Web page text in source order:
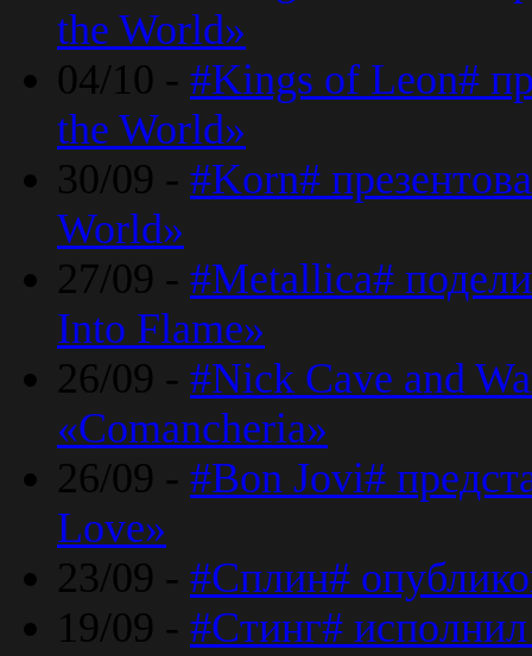
the World»
04/10 - #Kings of Leon#
the World»
30/09 - #Korn#
World»
27/09 - #Metallica#
Into Flame»
26/09 - #Nick Cave and
«Comancheria»
26/09 - #Bon Jovi#
Love»
23/09 - #Сплин#
19/09 - #Стинг#